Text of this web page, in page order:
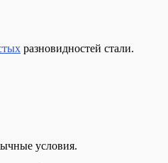
разновидностей стали.
условия.